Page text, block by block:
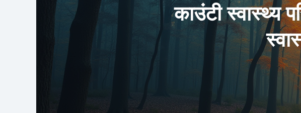
काउंटी स्वास्थ्य